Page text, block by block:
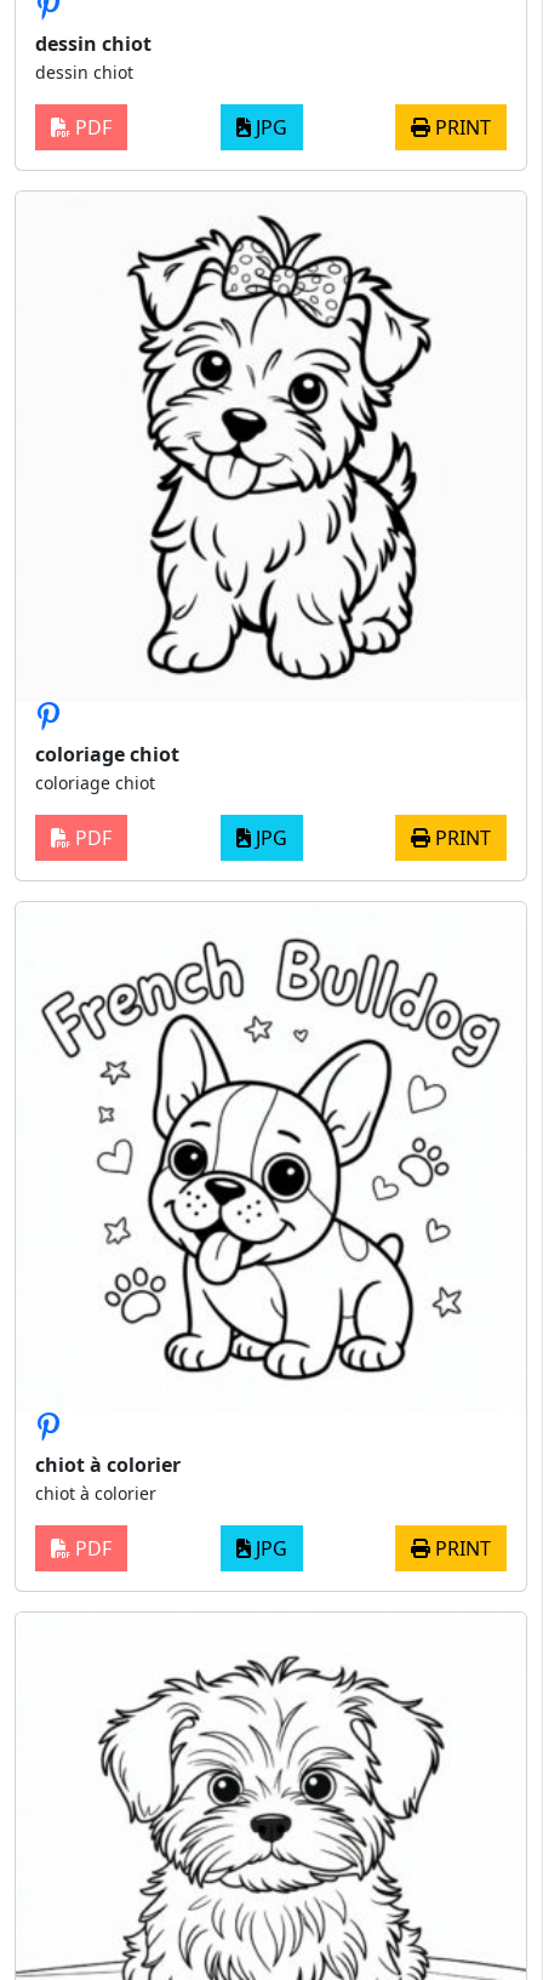
dessin chiot
dessin chiot
PDF JPG PRINT
coloriage chiot
coloriage chiot
PDF JPG PRINT
chiot à colorier
chiot à colorier
PDF JPG PRINT